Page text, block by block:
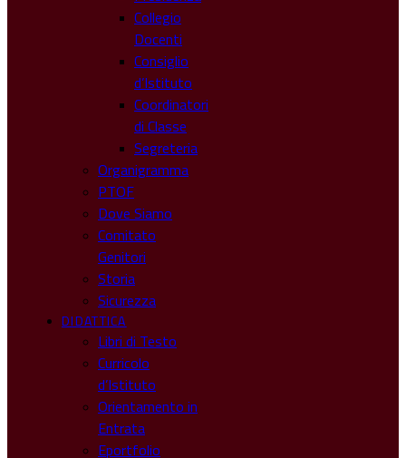
Collegio
Docenti
Consiglio
d’Istituto
Coordinatori
di Classe
Segreteria
Organigramma
PTOF
Dove Siamo
Comitato
Genitori
Storia
Sicurezza
DIDATTICA
Libri di Testo
Curricolo
d’Istituto
Orientamento in
Entrata
Eportfolio